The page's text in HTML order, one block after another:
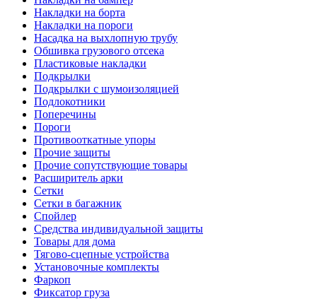
Накладки на борта
Накладки на пороги
Насадка на выхлопную трубу
Обшивка грузового отсека
Пластиковые накладки
Подкрылки
Подкрылки с шумоизоляцией
Подлокотники
Поперечины
Пороги
Противооткатные упоры
Прочие защиты
Прочие сопутствующие товары
Расширитель арки
Сетки
Сетки в багажник
Спойлер
Средства индивидуальной защиты
Товары для дома
Тягово-сцепные устройства
Установочные комплекты
Фаркоп
Фиксатор груза